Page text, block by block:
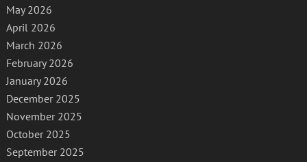
May 2026
April 2026
March 2026
February 2026
January 2026
December 2025
November 2025
October 2025
September 2025